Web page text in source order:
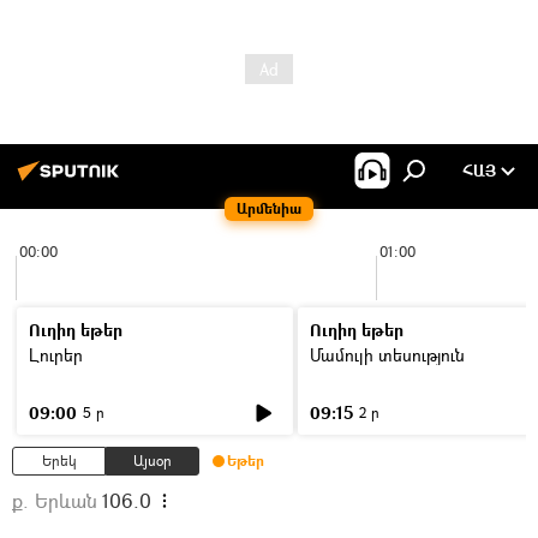
Արմենիա
ՀԱՅ
00:00 01:00
Ուղիղ եթեր
Լուրեր
09:00 5 ր
Ուղիղ եթեր
Մամուլի տեսություն
09:15 2 ր
Երեկ Այսօր Եթեր
ք. Երևան 106.0